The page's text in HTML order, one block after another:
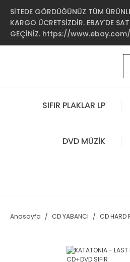
SİTEDE GÖRDÜĞÜNÜZ TÜM
KARGO ÜCRETSİZDİR. EBAY'DE
GEÇİNİZ. https://
SIFIR PLAKLAR LP
DVD MÜZİK
Anasayfa CD YABANCI CD HARD